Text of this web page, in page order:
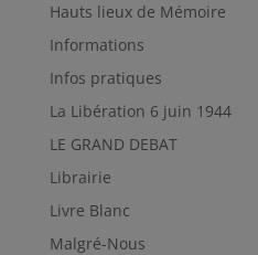
Hauts lieux de Mémoire
Informations
Infos pratiques
La Libération 6 juin 1944
LE GRAND DEBAT
Librairie
Livre Blanc
Malgré-Nous